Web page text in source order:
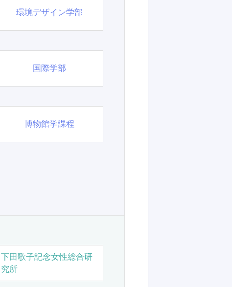
環境デザイン学部
国際学部
博物館学課程
下田歌子記念女性総合研
究所